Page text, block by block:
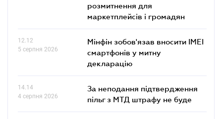
розмитнення для
маркетплейсів і громадян
12.12
5 серпня 2026
Мінфін зобов'язав вносити IMEI
смартфонів у митну
декларацію
14.14
4 серпня 2026
За неподання підтвердження
пільг з МТД штрафу не буде